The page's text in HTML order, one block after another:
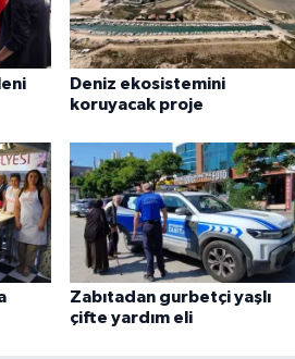
Deniz ekosistemini
koruyacak proje
Zabıtadan gurbetçi yaşlı
çifte yardım eli